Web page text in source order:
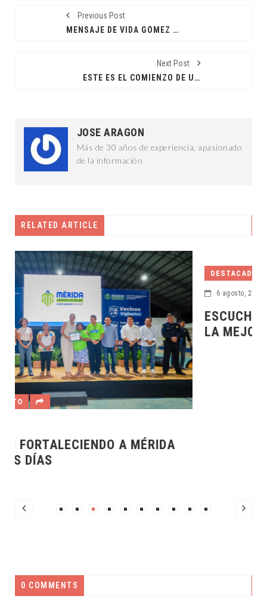
Previous Post
MENSAJE DE VIDA GÓMEZ HERRERA
Next Post
ESTE ES EL COMIENZO DE UN NUEVO CAMINO DE BIENESTAR: ACC
JOSE ARAGON
Más de 30 años de experiencia, apasionado
de la información
RELATED ARTICLE
DESTACADAS
6 agosto, 2026
ESCUCHAR A LAS Y LOS CIUDADANOS ES
LA MEJOR FORMA DE GOBERNAR
0 COMMENTS